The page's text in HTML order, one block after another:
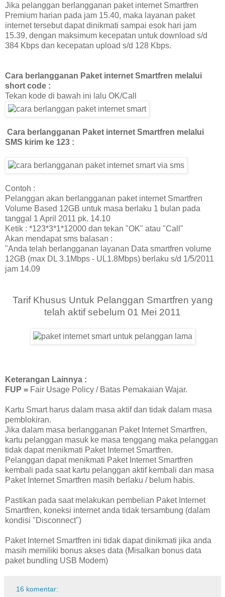
Jika pelanggan berlangganan paket internet Smartfren
Premium harian pada jam 15.40, maka layanan paket
internet tersebut dapat dinikmati sampai esok hari jam
15.39, dengan maksimum kecepatan untuk download s/d
384 Kbps dan kecepatan upload s/d 128 Kbps.
Cara berlangganan Paket internet Smartfren melalui
short code :
Tekan kode di bawah ini lalu OK/Call
Cara berlangganan Paket internet Smartfren melalui
SMS kirim ke 123 :
Contoh :
Pelanggan akan berlangganan paket internet Smartfren
Volume Based 12GB untuk masa berlaku 1 bulan pada
tanggal 1 April 2011 pk. 14.10
Ketik : *123*3*1*12000 dan tekan "OK" atau "Call"
Akan mendapat sms balasan :
"Anda telah berlangganan layanan Data smartfren volume
12GB (max DL 3.1Mbps - UL1.8Mbps) berlaku s/d 1/5/2011
jam 14.09
Tarif Khusus Untuk Pelanggan Smartfren yang
telah aktif sebelum 01 Mei 2011
Keterangan Lainnya :
FUP = Fair Usage Policy / Batas Pemakaian Wajar.
Kartu Smart harus dalam masa aktif dan tidak dalam masa
pemblokiran.
Jika dalam masa berlangganan Paket Internet Smartfren,
kartu pelanggan masuk ke masa tenggang maka pelanggan
tidak dapat menikmati Paket Internet Smartfren.
Pelanggan dapat menikmati Paket Internet Smartfren
kembali pada saat kartu pelanggan aktif kembali dan masa
Paket Internet Smartfren masih berlaku / belum habis.
Pastikan pada saat melakukan pembelian Paket Internet
Smartfren, koneksi internet anda tidak tersambung (dalam
kondisi "Disconnect")
Paket Internet Smartfren ini tidak dapat dinikmati jika anda
masih memiliki bonus akses data (Misalkan bonus data
paket bundling USB Modem)
16 komentar: